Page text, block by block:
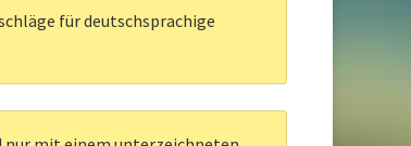
für deutschsprachige